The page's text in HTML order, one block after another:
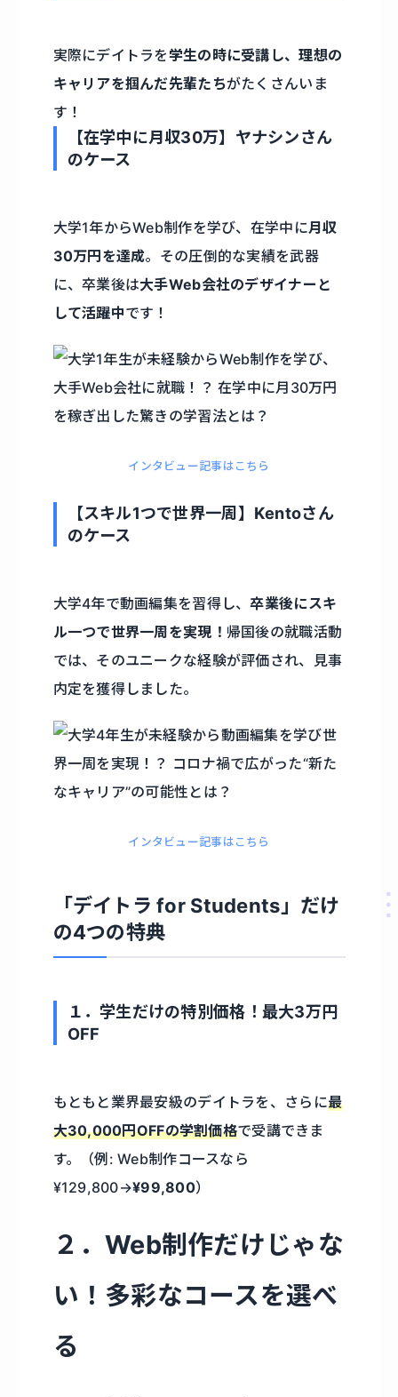
実際にデイトラを学生の時に受講し、理想の
キャリアを掴んだ先輩たちがたくさんいま
す！
【在学中に月収30万】ヤナシンさん
のケース
大学1年からWeb制作を学び、在学中に月収
30万円を達成。その圧倒的な実績を武器
に、卒業後は大手Web会社のデザイナーと
して活躍中です！
インタビュー記事はこちら
【スキル1つで世界一周】Kentoさん
のケース
大学4年で動画編集を習得し、卒業後にスキ
ル一つで世界一周を実現！ 帰国後の就職活動
では、そのユニークな経験が評価され、見事
内定を獲得しました。
インタビュー記事はこちら
「デイトラ for Students」だけ
の4つの特典
１．学生だけの特別価格！最大3万円
OFF
もともと業界最安級のデイトラを、さらに最
大30,000円OFFの学割価格で受講できま
す。（例: Web制作コースなら
¥129,800→¥99,800）
２．Web制作だけじゃな
い！多彩なコースを選べ
る